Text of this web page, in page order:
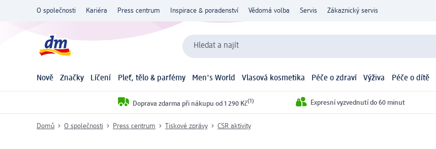
O společnosti Kariéra Press centrum Inspirace & poradenství Vědomá volba Servis Zákaznický servis
Hledat a najít
Nově Značky Líčení Pleť, tělo & parfémy Men's World Vlasová kosmetika Péče o zdraví Výživa Péče o dítě
Doprava zdarma při nákupu od 1 290 Kč(1) Expresní vyzvednutí do 60 minut
Domů O společnosti Press centrum Tiskové zprávy CSR aktivity